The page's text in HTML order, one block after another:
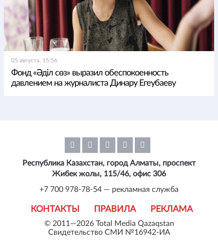
05 августа, 15:56
Фонд «Әділ сөз» выразил обеспокоенность
давлением на журналиста Динару Егеубаеву
© 2011—2026 Total Media Qazaqstan
Свидетельство СМИ №16942-ИА
КОНТАКТЫ ПРАВИЛА РЕКЛАМА
Республика Казахстан, город Алматы, проспект
Жибек жолы, 115/46, офис 306
+7 700 978-78-54 — рекламная служба